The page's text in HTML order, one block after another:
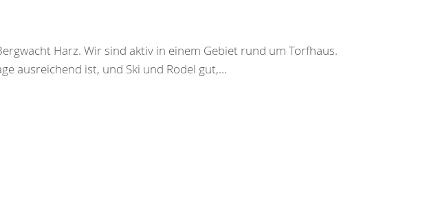
Harz. Wir sind aktiv in einem Gebiet rund um Torfhaus.
ausreichend ist, und Ski und Rodel gut,...